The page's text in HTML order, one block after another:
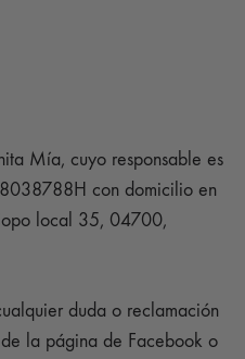
Mía, cuyo responsable es
con domicilio en
local 35, 04700,
duda o reclamación
la página de Facebook o